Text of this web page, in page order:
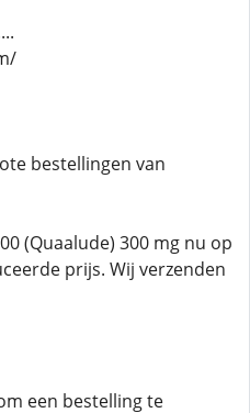
bestellingen van
(Quaalude) 300 mg nu op
prijs. Wij verzenden
een ​​bestelling te